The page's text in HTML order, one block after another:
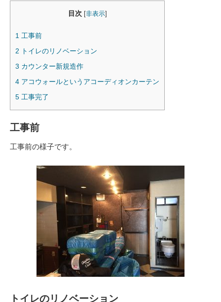
目次 [非表示]
1 工事前
2 トイレのリノベーション
3 カウンター新規造作
4 アコウォールというアコーディオンカーテン
5 工事完了
工事前
工事前の様子です。
トイレのリノベーション